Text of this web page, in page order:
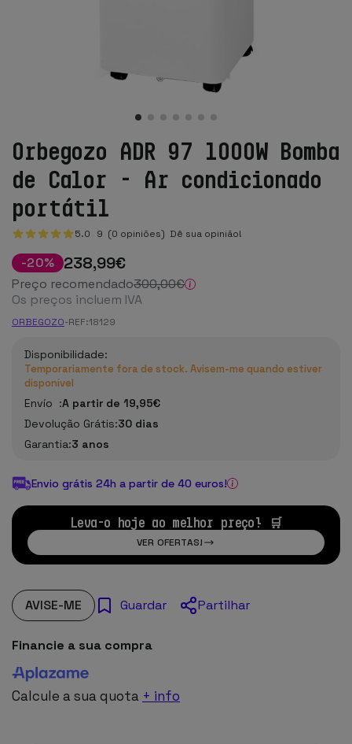
Orbegozo ADR 97 1000W Bomba
de Calor - Ar condicionado
portátil
5.0 9 (0 opiniões) Dê sua opinião!
-20% 238,99€
Preço recomendado300,00€
Os preços incluem IVA
ORBEGOZO-REF:18129
Disponibilidade:
Temporariamente fora de stock. Avisem-me quando estiver
disponível
Envío :A partir de 19,95€
Devolução Grátis:30 dias
Garantia:3 anos
Envio grátis 24h a partir de 40 euros!
Leva-o hoje ao melhor preço! 🛒
VER OFERTAS!
AVISE-ME Guardar Partilhar
Financie a sua compra
Calcule a sua quota + info